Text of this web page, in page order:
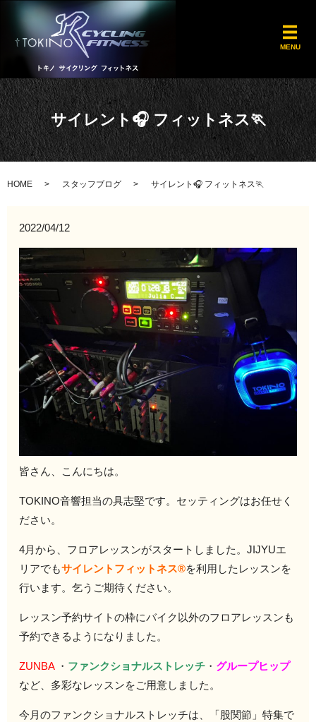
MENU
サイレント🎧 フィットネス🏃
HOME スタッフブログ サイレント🎧 フィットネス🏃
2022/04/12
皆さん、こんにちは。
TOKINO音響担当の具志堅です。セッティングはお任せく
ださい。
4月から、フロアレッスンがスタートしました。JIJYUエ
リアでもサイレントフィットネス®️を利用したレッスンを
行います。乞うご期待ください。
レッスン予約サイトの枠にバイク以外のフロアレッスンも
予約できるようになりました。
ZUNBA・ ファンクショナルストレッチ ・ グループヒップ
など、多彩なレッスンをご用意しました。
今月のファンクショナルストレッチは、「股関節」特集で